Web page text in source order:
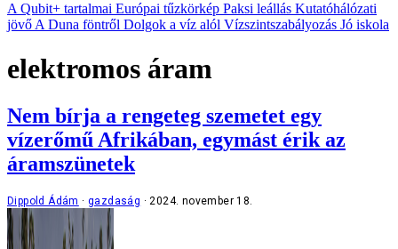
A Qubit+ tartalmai Európai tűzkörkép Paksi leállás Kutatóhálózati
jövő A Duna föntről Dolgok a víz alól Vízszintszabályozás Jó iskola
elektromos áram
Nem bírja a rengeteg szemetet egy
vízerőmű Afrikában, egymást érik az
áramszünetek
Dippold Ádám gazdaság 2024. november 18.